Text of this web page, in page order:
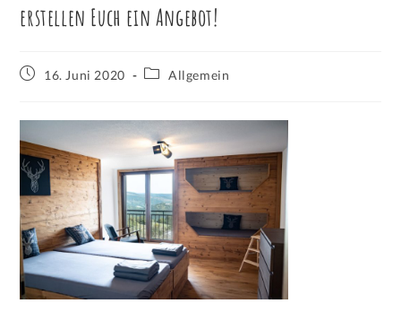
erstellen Euch ein Angebot!
16. Juni 2020 Allgemein